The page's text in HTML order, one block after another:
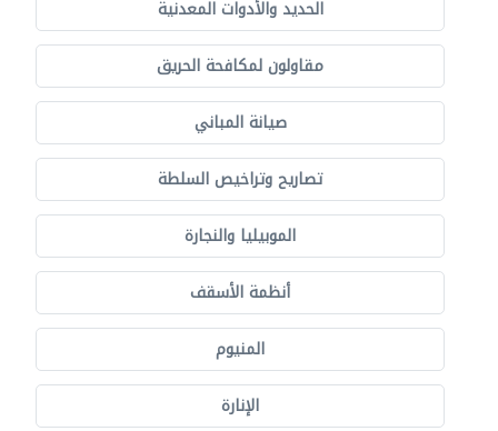
الحديد والأدوات المعدنية
مقاولون لمكافحة الحريق
صيانة المباني
تصاريح وتراخيص السلطة
الموبيليا والنجارة
أنظمة الأسقف
المنيوم
الإنارة